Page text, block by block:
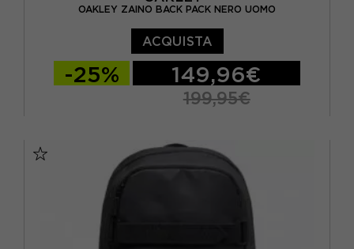
OAKLEY ZAINO BACK PACK NERO UOMO
ACQUISTA
-25% 149,96€
199,95€